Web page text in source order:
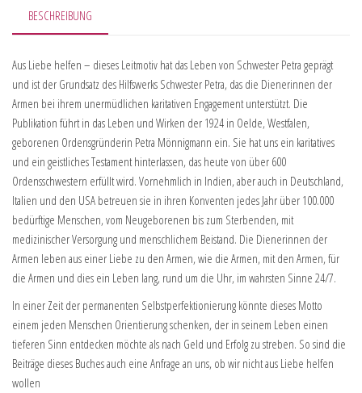
BESCHREIBUNG
Aus Liebe helfen – dieses Leitmotiv hat das Leben von Schwester Petra geprägt
und ist der Grundsatz des Hilfswerks Schwester Petra, das die Dienerinnen der
Armen bei ihrem unermüdlichen karitativen Engagement unterstützt. Die
Publikation führt in das Leben und Wirken der 1924 in Oelde, Westfalen,
geborenen Ordensgründerin Petra Mönnigmann ein. Sie hat uns ein karitatives
und ein geistliches Testament hinterlassen, das heute von über 600
Ordensschwestern erfüllt wird. Vornehmlich in Indien, aber auch in Deutschland,
Italien und den USA betreuen sie in ihren Konventen jedes Jahr über 100.000
bedürftige Menschen, vom Neugeborenen bis zum Sterbenden, mit
medizinischer Versorgung und menschlichem Beistand. Die Dienerinnen der
Armen leben aus einer Liebe zu den Armen, wie die Armen, mit den Armen, für
die Armen und dies ein Leben lang, rund um die Uhr, im wahrsten Sinne 24/7.
In einer Zeit der permanenten Selbstperfektionierung könnte dieses Motto
einem jeden Menschen Orientierung schenken, der in seinem Leben einen
tieferen Sinn entdecken möchte als nach Geld und Erfolg zu streben. So sind die
Beiträge dieses Buches auch eine Anfrage an uns, ob wir nicht aus Liebe helfen
wollen